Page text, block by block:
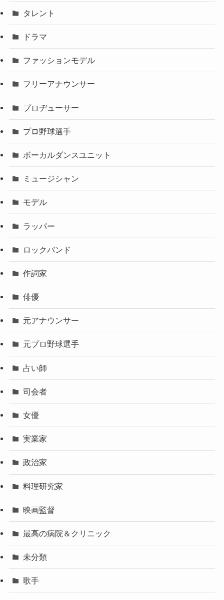
タレント
ドラマ
ファッションモデル
フリーアナウンサー
プロヂューサー
プロ野球選手
ボーカルダンスユニット
ミュージシャン
モデル
ラッパー
ロックバンド
作詞家
俳優
元アナウンサー
元プロ野球選手
占い師
司会者
女優
実業家
政治家
料理研究家
映画監督
最高の病院＆クリニック
未分類
歌手